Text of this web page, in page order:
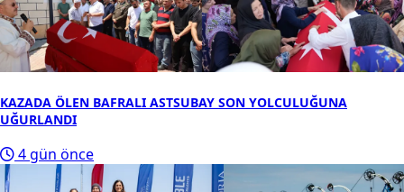
KAZADA ÖLEN BAFRALI ASTSUBAY SON YOLCULUĞUNA
UĞURLANDI
4 gün önce